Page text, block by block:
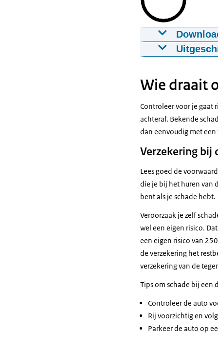
Autodelen
29-11-2023
Download
Ondertiteling
srt1,8 KB
Download
mp3 710,1 MB
Download
eigenlijk alles
ze gebruiken
wel heel
Het
groene
aanraden!
Wie draait
Controleer voor je gaat
achteraf. Bekende
dan eenvoudig met
Verzekering bij
Lees goed de
die je bij het huren van
bent als je schade hebt.
Veroorzaak je zelf
wel een eigen risico.
een eigen risico van
de verzekering het
verzekering van de
Tips om schade bij een
Controleer de auto
Rij voorzichtig en
Parkeer de auto op